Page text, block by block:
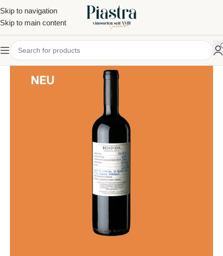
Skip to navigation
Skip to main content